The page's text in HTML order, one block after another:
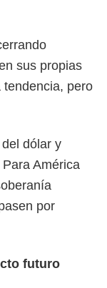
sus propias
tendencia, pero
dólar y
América
por
futuro